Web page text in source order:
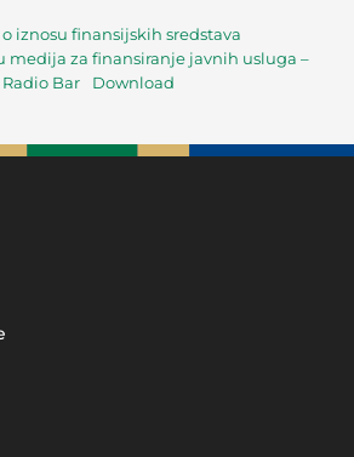
iznosu finansijskih sredstava
medija za finansiranje javnih usluga –
Bar
Download